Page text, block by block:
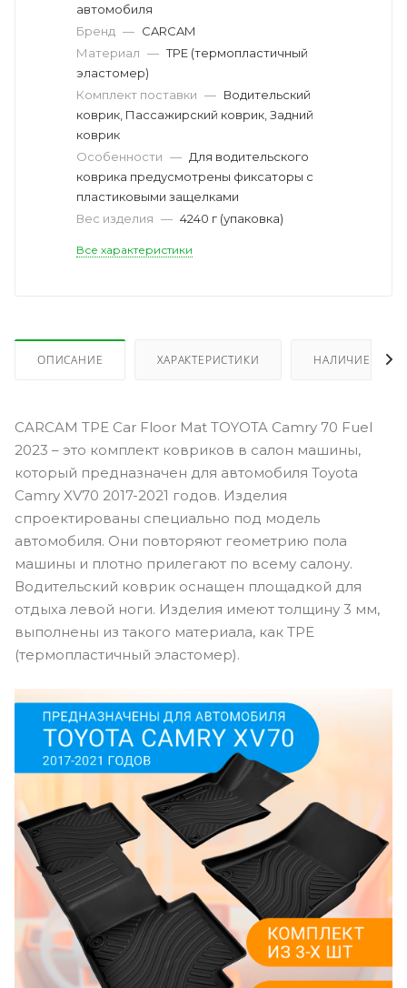
автомобиля
Бренд — CARCAM
Материал — TPE (термопластичный
эластомер)
Комплект поставки — Водительский
коврик, Пассажирский коврик, Задний
коврик
Особенности — Для водительского
коврика предусмотрены фиксаторы с
пластиковыми защелками
Вес изделия — 4240 г (упаковка)
Все характеристики
ОПИСАНИЕ ХАРАКТЕРИСТИКИ НАЛИЧИЕ
CARCAM TPE Car Floor Mat TOYOTA Camry 70 Fuel
2023 – это комплект ковриков в салон машины,
который предназначен для автомобиля Toyota
Camry XV70 2017-2021 годов. Изделия
спроектированы специально под модель
автомобиля. Они повторяют геометрию пола
машины и плотно прилегают по всему салону.
Водительский коврик оснащен площадкой для
отдыха левой ноги. Изделия имеют толщину 3 мм,
выполнены из такого материала, как TPE
(термопластичный эластомер).